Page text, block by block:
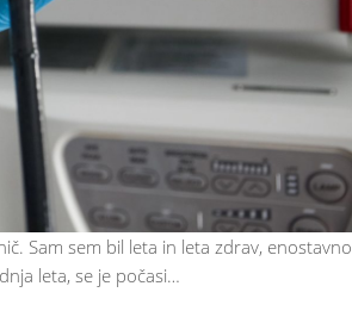
Sam sem bil leta in leta zdrav, enostavno
leta, se je počasi…